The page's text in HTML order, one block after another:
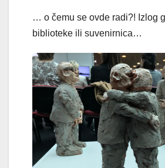
… o čemu se ovde radi?! Izlog
biblioteke ili suvenirnica…